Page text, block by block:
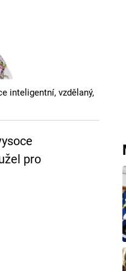
inteligentní, vzdělaný,
pro